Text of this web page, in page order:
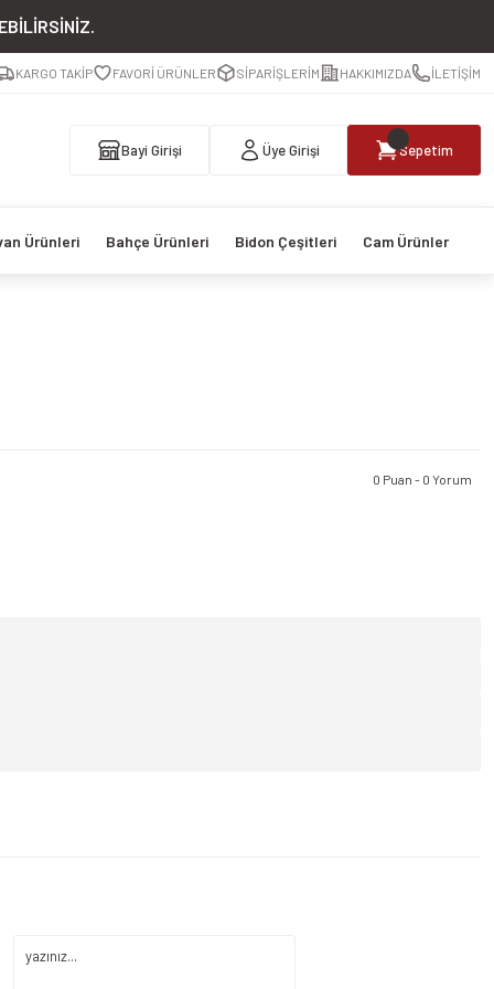
KARGO TAKİP FAVORİ ÜRÜNLER SİPARİŞLERİM HAKKIMIZDA İLETİŞİM
Bayi Girişi Üye Girişi Sepetim
Ürünleri Bahçe Ürünleri Bidon Çeşitleri Cam Ürünler
0 Puan - 0 Yorum